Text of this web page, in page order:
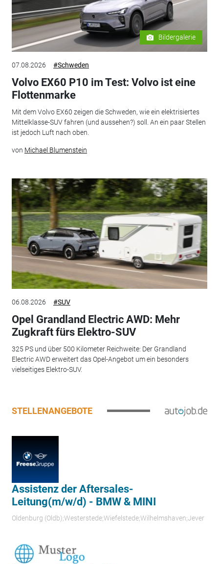
Bildergalerie
07.08.2026 #Schweden
Volvo EX60 P10 im Test: Volvo ist eine
Flottenmarke
Mit dem Volvo EX60 zeigen die Schweden, wie ein elektrisiertes
Mittelklasse-SUV fahren (und aussehen?) soll. An ein paar Stellen
ist jedoch Luft nach oben.
von Michael Blumenstein
06.08.2026 #SUV
Opel Grandland Electric AWD: Mehr
Zugkraft fürs Elektro-SUV
325 PS und über 500 Kilometer Reichweite: Der Grandland
Electric AWD erweitert das Opel-Angebot um ein besonders
vielseitiges Elektro-SUV.
STELLENANGEBOTE
Assistenz der Aftersales-
Leitung(m/w/d) - BMW & MINI
Oldenburg (Oldb);Westerstede;Wiefelstede;Wilhelmshaven;Jever